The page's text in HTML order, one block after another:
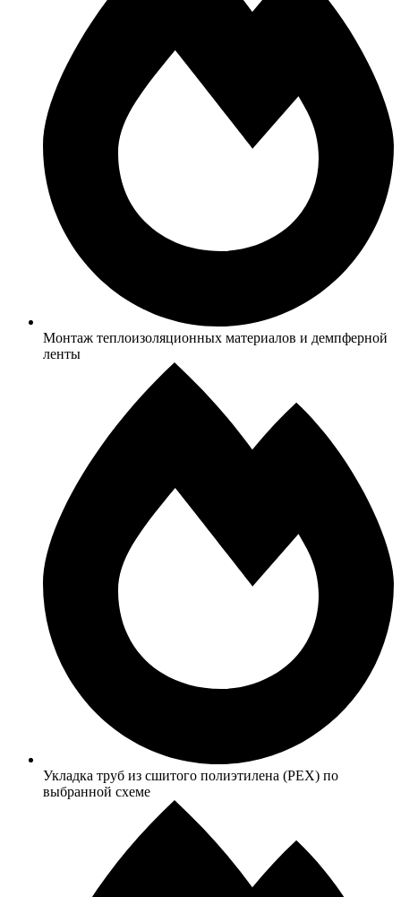
Монтаж теплоизоляционных материалов и демпферной
ленты
Укладка труб из сшитого полиэтилена (PEX) по
выбранной схеме